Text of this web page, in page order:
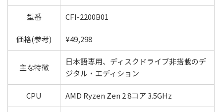
型番 CFI-2200B01
価格(参考) ¥49,298
主な特徴
日本語専用、ディスクドライブ非搭載のデ
ジタル・エディション
CPU AMD Ryzen Zen 2 8コア 3.5GHz